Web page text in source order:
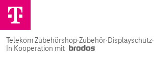
Telekom Zubehörshop·Zubehör·Displayschutz·
In Kooperation mit